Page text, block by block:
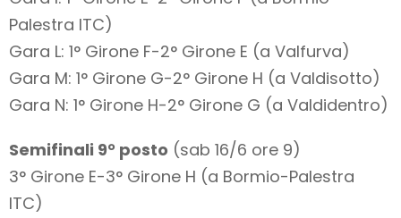
Palestra ITC)
Gara L: 1° Girone F-2° Girone E (a Valfurva)
Gara M: 1° Girone G-2° Girone H (a Valdisotto)
Gara N: 1° Girone H-2° Girone G (a Valdidentro)
Semifinali 9° posto (sab 16/6 ore 9)
3° Girone E-3° Girone H (a Bormio-Palestra
ITC)